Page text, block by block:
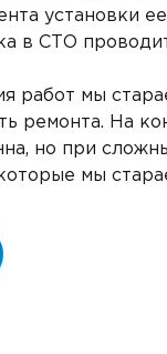
установки ее
в СТО
работ мы
ремонта. На
но при
мы